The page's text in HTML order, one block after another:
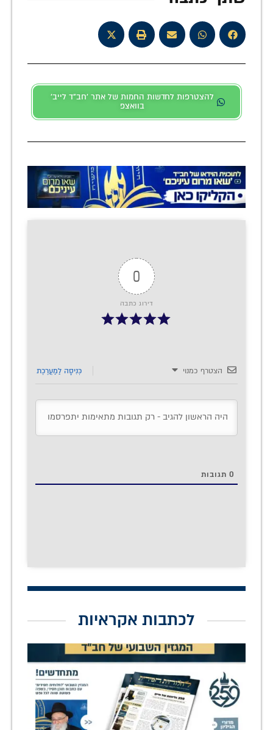
להצטרפות לחדשות החמות של אתר 'חב"ד לייב'
בוואצפ
0
דירוג כתבה
הצטרף כמנוי כְּנִיסָה לַמַעֲרֶכֶת
0 תגובות
לכתבות אקראיות